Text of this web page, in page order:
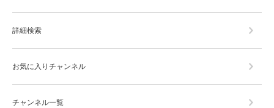
詳細検索
お気に入りチャンネル
チャンネル一覧